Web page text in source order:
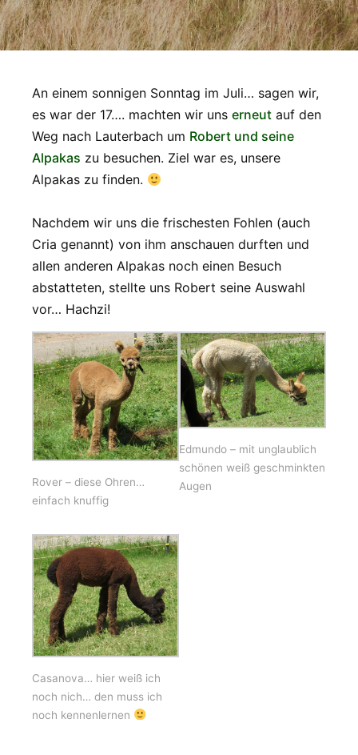
An einem sonnigen Sonntag im Juli… sagen wir,
es war der 17…. machten wir uns erneut auf den
Weg nach Lauterbach um Robert und seine
Alpakas zu besuchen. Ziel war es, unsere
Alpakas zu finden.
Nachdem wir uns die frischesten Fohlen (auch
Cria genannt) von ihm anschauen durften und
allen anderen Alpakas noch einen Besuch
abstatteten, stellte uns Robert seine Auswahl
vor… Hachzi!
Rover – diese Ohren…
einfach knuffig
Edmundo – mit unglaublich
schönen weiß geschminkten
Augen
Casanova… hier weiß ich
noch nich… den muss ich
noch kennenlernen